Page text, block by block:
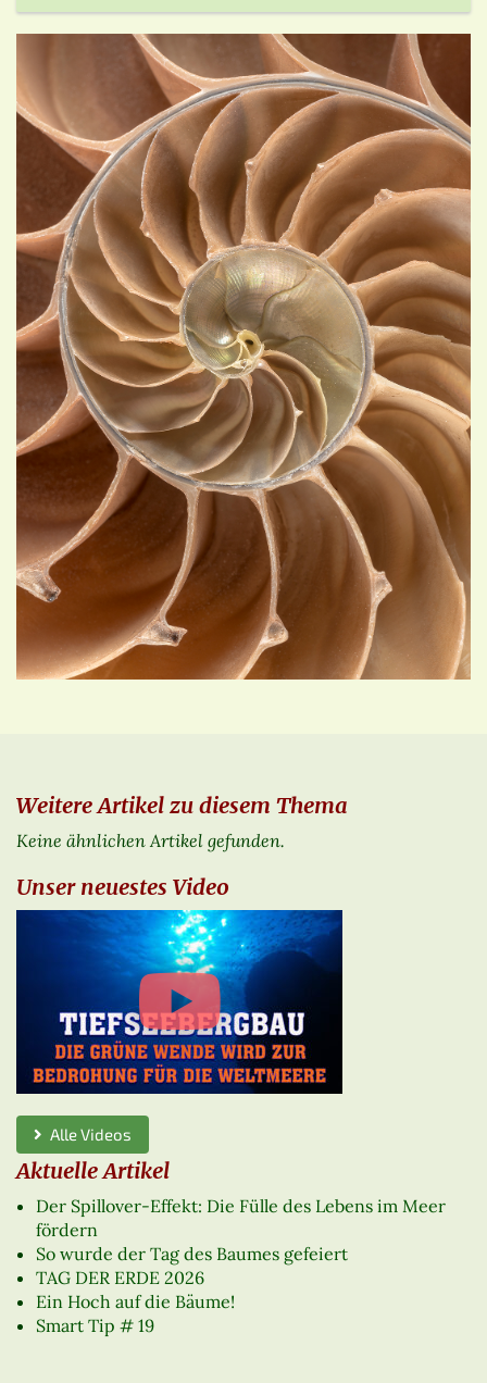
Weitere Artikel zu diesem Thema
Keine ähnlichen Artikel gefunden.
Unser neuestes Video
Alle Videos
Aktuelle Artikel
Der Spillover-Effekt: Die Fülle des Lebens im Meer
fördern
So wurde der Tag des Baumes gefeiert
TAG DER ERDE 2026
Ein Hoch auf die Bäume!
Smart Tip # 19